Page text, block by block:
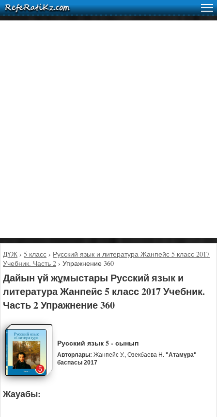
ДҮЖ › 5 класс › Русский язык и литература Жанпейс 5 класс 2017
Учебник. Часть 2 › Упражнение 360
Дайын үй жұмыстары Русский язык и
литература Жанпейс 5 класс 2017 Учебник.
Часть 2 Упражнение 360
Русский язык 5 - сынып
Авторлары: Жанпейс У., Озекбаева Н. "Атамұра"
баспасы 2017
Жауабы: